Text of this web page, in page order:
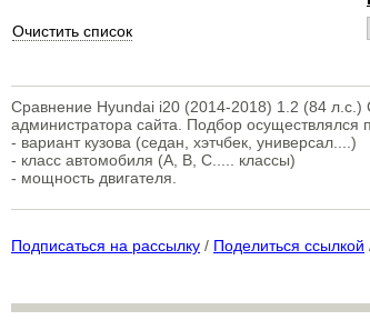
Очистить список
Сравнение Hyundai i20 (2014-2018) 1.2 (84
администратора сайта. Подбор
- вариант кузова (седан, хэтчбек, универсал....)
- класс автомобиля (A, B, C..... классы)
- мощность двигателя.
Подписаться на рассылку / Поделиться ссылкой